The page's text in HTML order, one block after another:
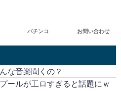
パチンコ お問い合わせ
な音楽聞くの？
ールが工ロすぎると話題にｗ